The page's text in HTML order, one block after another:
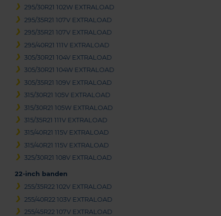
295/30R21 102W EXTRALOAD
295/35R21 107V EXTRALOAD
295/35R21 107V EXTRALOAD
295/40R21 111V EXTRALOAD
305/30R21 104V EXTRALOAD
305/30R21 104W EXTRALOAD
305/35R21 109V EXTRALOAD
315/30R21 105V EXTRALOAD
315/30R21 105W EXTRALOAD
315/35R21 111V EXTRALOAD
315/40R21 115V EXTRALOAD
315/40R21 115V EXTRALOAD
325/30R21 108V EXTRALOAD
22-inch banden
255/35R22 102V EXTRALOAD
255/40R22 103V EXTRALOAD
255/45R22 107V EXTRALOAD